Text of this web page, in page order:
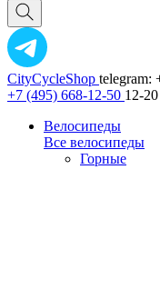
CityCycleShop telegram:
+7 (495) 668-12-50 12-
Велосипеды
Все велосипеды
Горные